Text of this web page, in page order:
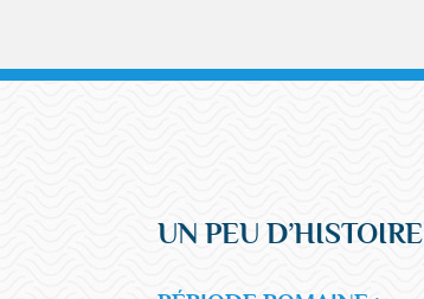
UN PEU D’HISTOIRE